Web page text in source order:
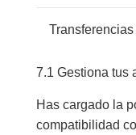
7.1 Gestiona tus
Has cargado la
compatibilidad